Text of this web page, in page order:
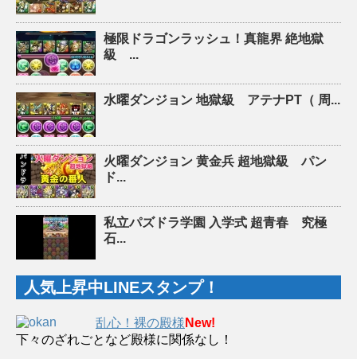
極限ドラゴンラッシュ！真龍界 絶地獄
級 ...
水曜ダンジョン 地獄級 アテナPT（ 周...
火曜ダンジョン 黄金兵 超地獄級 パン
ド...
私立パズドラ学園 入学式 超青春 究極
石...
人気上昇中LINEスタンプ！
乱心！裸の殿様 New!
下々のざれごとなど殿様に関係なし！